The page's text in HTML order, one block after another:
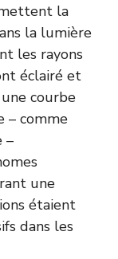
la
la lumière
les rayons
éclairé et
courbe
– comme
–
une
étaient
dans les